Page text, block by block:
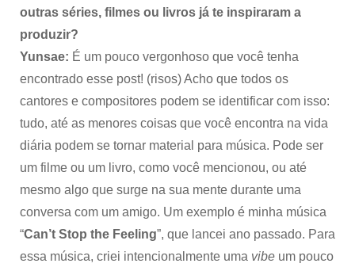
outras séries, filmes ou livros já te inspiraram a
produzir?
Yunsae: É um pouco vergonhoso que você tenha
encontrado esse post! (risos) Acho que todos os
cantores e compositores podem se identificar com isso:
tudo, até as menores coisas que você encontra na vida
diária podem se tornar material para música. Pode ser
um filme ou um livro, como você mencionou, ou até
mesmo algo que surge na sua mente durante uma
conversa com um amigo. Um exemplo é minha música
“Can’t Stop the Feeling”, que lancei ano passado. Para
essa música, criei intencionalmente uma vibe um pouco